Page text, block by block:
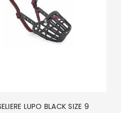
MOT DE PASSE PERDU ?
LUPO BLACK SIZE 9